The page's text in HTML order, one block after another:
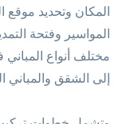
المكان وتحديد موقع
المواسير وفتحة
مختلف أنواع
إلى الشقق والمباني